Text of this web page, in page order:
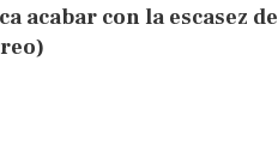
acabar con la escasez de